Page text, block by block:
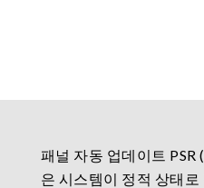
패널 자동 업데이트 PSR
은 시스템이 정적 상태